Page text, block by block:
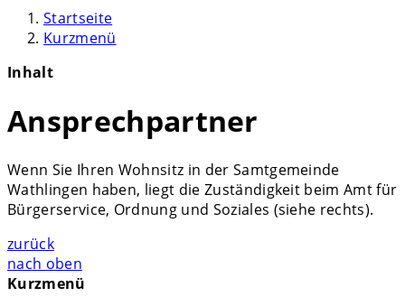
Startseite
Kurzmenü
Inhalt
Ansprechpartner
Wenn Sie Ihren Wohnsitz in der Samtgemeinde
Wathlingen haben, liegt die Zuständigkeit beim Amt für
Bürgerservice, Ordnung und Soziales (siehe rechts).
zurück
nach oben
Kurzmenü